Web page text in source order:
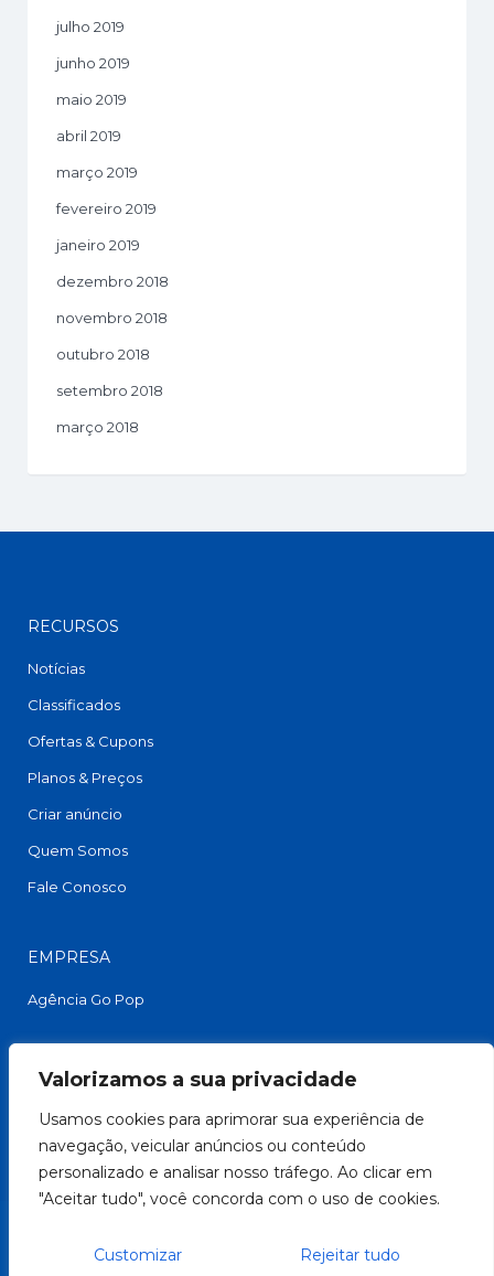
Valorizamos a sua privacidade
Usamos cookies para aprimorar sua experiência de
navegação, veicular anúncios ou conteúdo
personalizado e analisar nosso tráfego. Ao clicar em
"Aceitar tudo", você concorda com o uso de cookies.
Customizar Rejeitar tudo
julho 2019
junho 2019
maio 2019
abril 2019
março 2019
fevereiro 2019
janeiro 2019
dezembro 2018
novembro 2018
outubro 2018
setembro 2018
março 2018
RECURSOS
Notícias
Classificados
Ofertas & Cupons
Planos & Preços
Criar anúncio
Quem Somos
Fale Conosco
EMPRESA
Agência Go Pop
FACEBOOK
Copyright © 2026. Todos Direitos Reservados